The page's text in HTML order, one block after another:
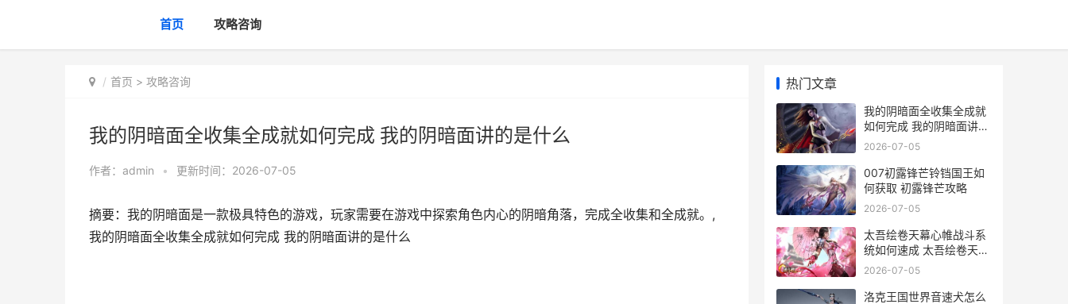
首页 攻略咨询
首页 > 攻略咨询
我的阴暗面全收集全成就如何完成 我的阴暗面讲的是什么
作者： admin • 更新时间：2026-07-05
摘要：我的阴暗面是一款极具特色的游戏，玩家需要在游戏中探索角色内心的阴暗角落，完成全收集和全成就。,
我的阴暗面全收集全成就如何完成 我的阴暗面讲的是什么
热门文章
我的阴暗面全收集全成就
如何完成 我的阴暗面讲的
是什么
2026-07-05
007初露锋芒铃铛国王如
何获取 初露锋芒攻略
2026-07-05
太吾绘卷天幕心帷战斗系
统如何速成 太吾绘卷天幕
心帷鸿蒙版
2026-07-05
洛克王国世界音速犬怎么